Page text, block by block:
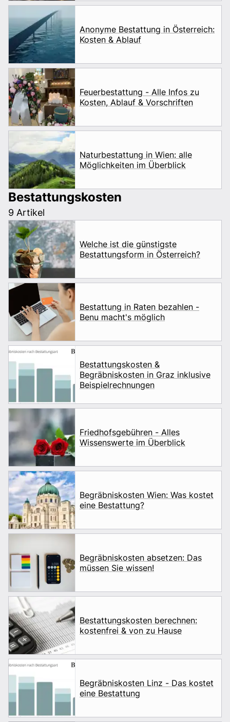
Anonyme Bestattung in Österreich:
Kosten & Ablauf
Feuerbestattung - Alle Infos zu
Kosten, Ablauf & Vorschriften
Naturbestattung in Wien: alle
Möglichkeiten im Überblick
Bestattungskosten
9 Artikel
Welche ist die günstigste
Bestattungsform in Österreich?
Bestattung in Raten bezahlen -
Benu macht's möglich
Bestattungskosten &
Begräbniskosten in Graz inklusive
Beispielrechnungen
Friedhofsgebühren - Alles
Wissenswerte im Überblick
Begräbniskosten Wien: Was kostet
eine Bestattung?
Begräbniskosten absetzen: Das
müssen Sie wissen!
Bestattungskosten berechnen:
kostenfrei & von zu Hause
Begräbniskosten Linz - Das kostet
eine Bestattung